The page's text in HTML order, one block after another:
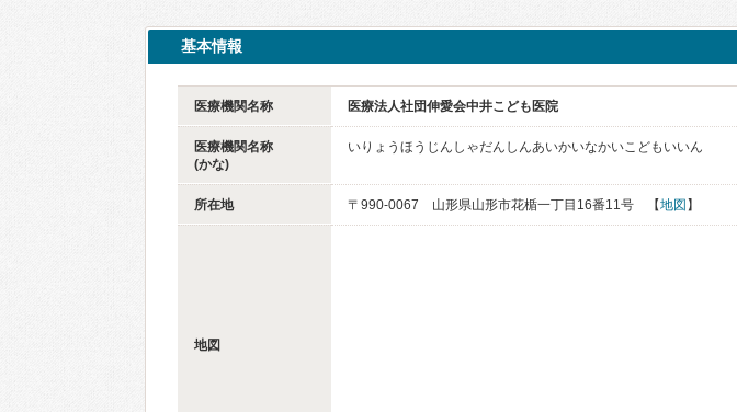
基本情報
医療機関名称 医療法人社団伸愛会中井こども医院
医療機関名称
(かな)
いりょうほうじんしゃだんしんあいかいなかいこどもいいん
所在地 〒990-0067 山形県山形市花楯一丁目16番11号 【地図 】
地図